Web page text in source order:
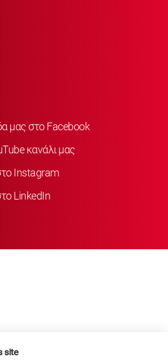
μας στο Facebook
κανάλι μας
Instagram
LinkedIn
site